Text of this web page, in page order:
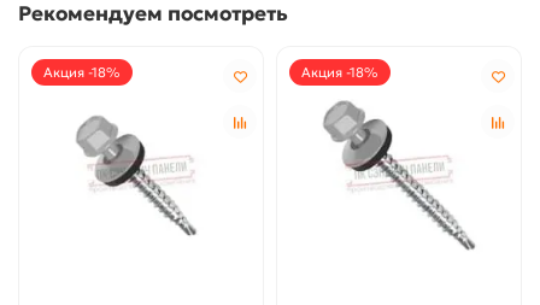
Рекомендуем посмотреть
Акция -18% Акция -18%